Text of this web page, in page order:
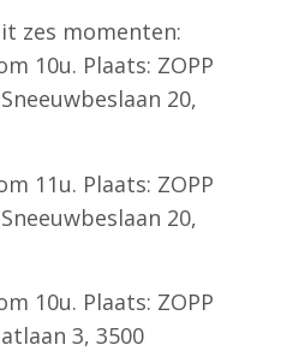
zes momenten:
10u. Plaats: ZOPP
20,
11u. Plaats: ZOPP
20,
10u. Plaats: ZOPP
3, 3500